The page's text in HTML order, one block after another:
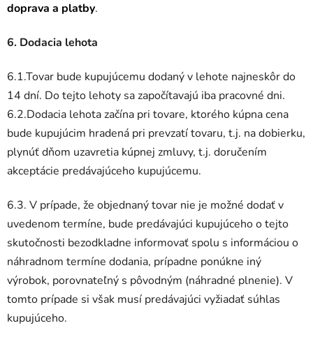
doprava a platby.
6. Dodacia lehota
6.1.Tovar bude kupujúcemu dodaný v lehote najneskôr do
14 dní. Do tejto lehoty sa započítavajú iba pracovné dni.
6.2.Dodacia lehota začína pri tovare, ktorého kúpna cena
bude kupujúcim hradená pri prevzatí tovaru, t.j. na dobierku,
plynúť dňom uzavretia kúpnej zmluvy, t.j. doručením
akceptácie predávajúceho kupujúcemu.
6.3. V prípade, že objednaný tovar nie je možné dodať v
uvedenom termíne, bude predávajúci kupujúceho o tejto
skutočnosti bezodkladne informovať spolu s informáciou o
náhradnom termíne dodania, prípadne ponúkne iný
výrobok, porovnateľný s pôvodným (náhradné plnenie). V
tomto prípade si však musí predávajúci vyžiadať súhlas
kupujúceho.